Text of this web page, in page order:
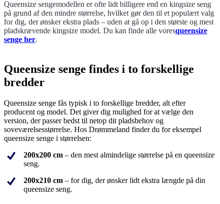
Queensize sengemodellen er ofte lidt billigere end en kingsize seng
på grund af den mindre størrelse, hvilket gør den til et populært valg
for dig, der ønsker ekstra plads – uden at gå op i den største og mest
pladskrævende kingsize model. Du kan finde alle voresqueensize
senge her.
Queensize senge findes i to forskellige
bredder
Queensize senge fås typisk i to forskellige bredder, alt efter
producent og model. Det giver dig mulighed for at vælge den
version, der passer bedst til netop dit pladsbehov og
soveværelsesstørrelse. Hos Drømmeland finder du for eksempel
queensize senge i størrelsen:
200x200 cm – den mest almindelige størrelse på en queensize
seng.
200x210 cm – for dig, der ønsker lidt ekstra længde på din
queensize seng.